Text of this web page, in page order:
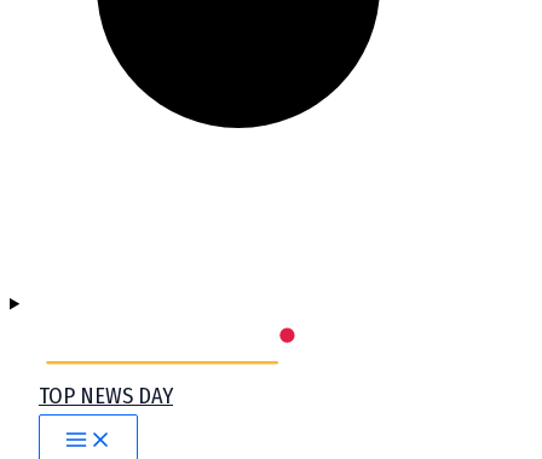
TOP NEWS DAY
Main
Menu